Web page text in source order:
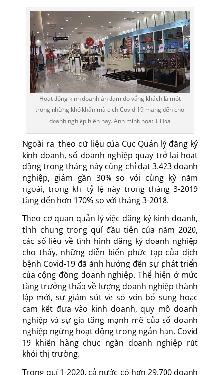
Hoạt động kinh doanh ản đạm do vắng khách là một
trong những khó khăn mà dịch Covid-19 mang đến cho
doanh nghiệp hiện nay. Ảnh minh họa: T.Hoa
Ngoài ra, theo dữ liệu của Cục Quản lý đăng ký
kinh doanh, số doanh nghiệp quay trở lại hoạt
động trong tháng này cũng chỉ đạt 3.423 doanh
nghiệp, giảm gần 30% so với cùng kỳ năm
ngoái; trong khi tỷ lệ này trong tháng 3-2019
tăng đến hơn 170% so với tháng 3-2018.
Theo cơ quan quản lý việc đăng ký kinh doanh,
tính chung trong quí đầu tiên của năm 2020,
các số liệu về tình hình đăng ký doanh nghiệp
cho thấy, những diễn biến phức tạp của dịch
bệnh Covid-19 đã ảnh hưởng đến sự phát triển
của cộng đồng doanh nghiệp. Thể hiện ở mức
tăng trưởng thấp về lượng doanh nghiệp thành
lập mới, sự giảm sút về số vốn bổ sung hoặc
cam kết đưa vào kinh doanh, quy mô doanh
nghiệp và sự gia tăng mạnh mẽ của số doanh
nghiệp ngừng hoạt động trong ngắn hạn. Covid
19 khiến hàng chục ngàn doanh nghiệp rút
khỏi thị trường.
Trong quí 1-2020, cả nước có hơn 29.700 doanh